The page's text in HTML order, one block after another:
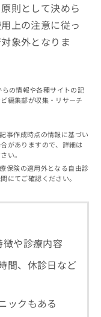
則として決めら
上の注意に従っ
象外となりま
の情報や各種サイトの記
編集部が収集・リサーチ
事作成時点の情報に基づい
がありますので、詳細は
い。
保険の適用外となる自由診
にてご確認ください。
や診療内容
間、休診日など
ックもある